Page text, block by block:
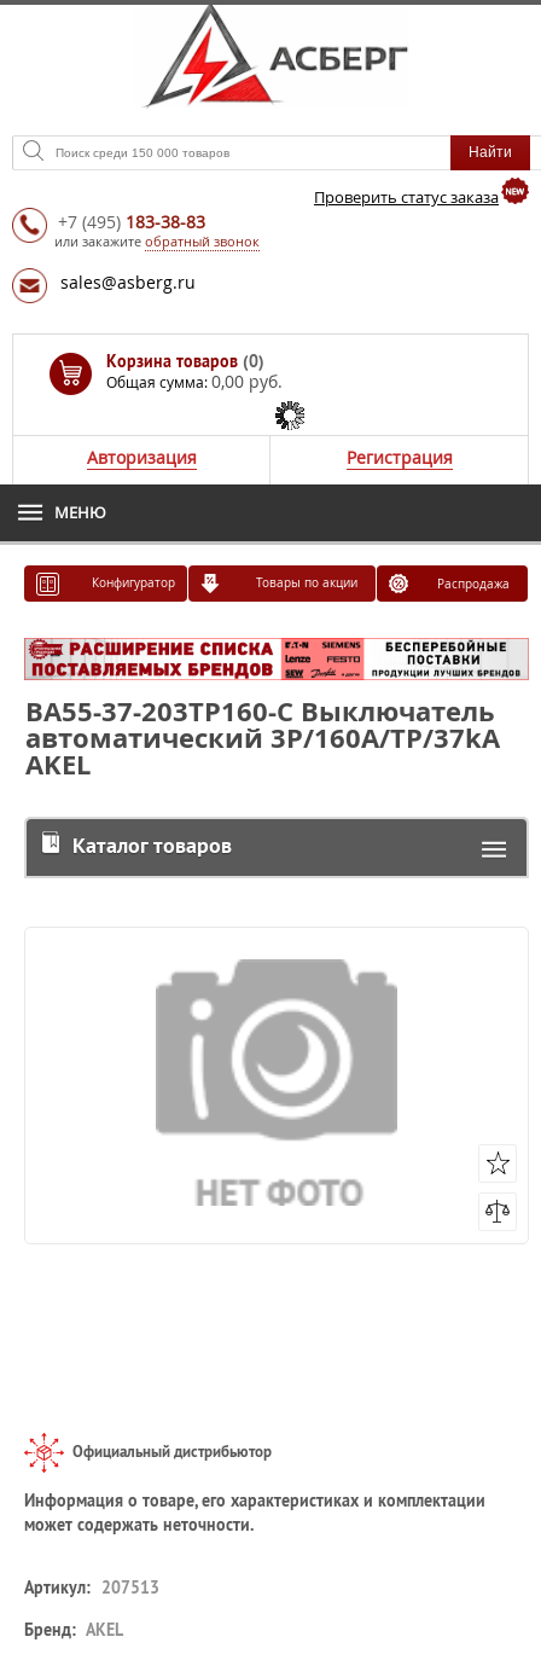
Проверить статус заказа
+7 (495) 183-38-83
или закажите обратный звонок
sales@asberg.ru
Корзина товаров (0)
Общая сумма:0,00 руб.
Авторизация Регистрация
МЕНЮ
Конфигуратор Товары по акции Распродажа
ВА55-37-203ТР160-С Выключатель
автоматический 3P/160A/TP/37kA
AKEL
Каталог товаров
Официальный дистрибьютор
Информация о товаре, его характеристиках и комплектации
может содержать неточности.
Артикул: 207513
Бренд: AKEL